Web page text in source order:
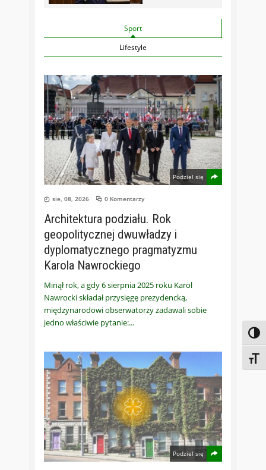
Sport
Lifestyle
Podziel się
sie, 08, 2026 0 Komentarzy
Architektura podziału. Rok
geopolitycznej dwuwładzy i
dyplomatycznego pragmatyzmu
Karola Nawrockiego
Minął rok, a gdy 6 sierpnia 2025 roku Karol
Nawrocki składał przysięgę prezydencką,
międzynarodowi obserwatorzy zadawali sobie
jedno właściwie pytanie:
Podziel się